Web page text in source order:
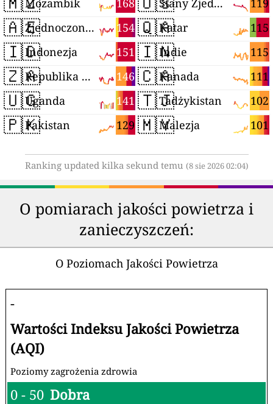
Mozambik
🇦🇪 154
Zjednoczone Emiraty Arabskie
🇮🇩 151
Indonezja
🇿🇦 146
Republika Południowej Afryki
🇺🇬 141
Uganda
🇵🇰 129
Pakistan
Stany Zjednoczone
🇶🇦 115
Katar
🇮🇳 115
Indie
🇨🇦 111
Kanada
🇹🇯 102
Tadżykistan
🇲🇾 101
Malezja
Ranking updated kilka sekund temu (8 sie 2026 02:04)
O pomiarach jakości powietrza i
zanieczyszczeń:
O Poziomach Jakości Powietrza
-
Wartości Indeksu Jakości Powietrza
(AQI)
Poziomy zagrożenia zdrowia
0 - 50 Dobra